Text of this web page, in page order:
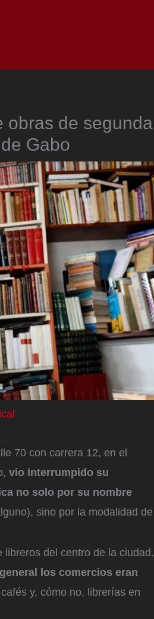
obras de segunda
Gabo
70 con carrera 12, en el
vio interrumpido su
no solo por su nombre
sino por la modalidad de
del centro de la ciudad.
los comercios eran
y, cómo no, librerías en